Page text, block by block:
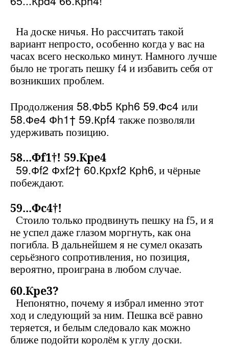
На доске ничья. Но рассчитать такой
вариант непросто, особенно когда у вас на
часах всего несколько минут. Намного лучше
было не трогать пешку f4 и избавить себя от
возникших проблем.
Продолжения 58.Фb5 Крh6 59.Фc4 или
58.Фe4 Фh1† 59.Крf4 также позволяли
удерживать позицию.
58...Фf1†! 59.Крe4
59.Фf2 Фxf2† 60.Крxf2 Крh6, и чёрные
побеждают.
59...Фc4†!
Стоило только продвинуть пешку наf5, и я
не успел даже глазом моргнуть, как она
погибла. В дальнейшем я не сумел оказать
серьёзного сопротивления, но позиция,
вероятно, проиграна в любом случае.
60.Крe3?
Непонятно, почему я избрал именно этот
ход и следующий за ним. Пешка всё равно
теряется, и белым следовало как можно
ближе подойти королём к углу доски.